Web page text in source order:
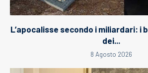
L’apocalisse secondo i miliardari: i
dei...
8 Agosto 2026